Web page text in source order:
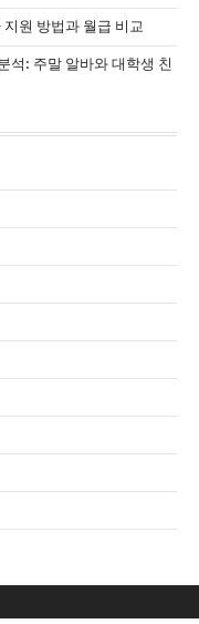
원 방법과 월급 비교
석: 주말 알바와 대학생 친